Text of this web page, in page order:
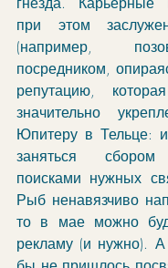
при этом
(например,
посредником,
репутацию,
значительно
Юпитеру в Тельце:
заняться
поисками нужных
Рыб ненавязчиво
то в мае можно
рекламу (и нужно).